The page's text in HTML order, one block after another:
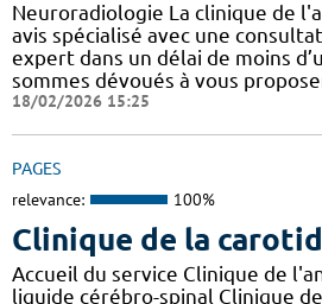
Neuroradiologie La clinique de
avis spécialisé avec une
expert dans un délai de moins
sommes dévoués à vous
18/02/2026 15:25
PAGES
relevance: 100%
Clinique de la
Accueil du service Clinique de
liquide cérébro-spinal Clinique